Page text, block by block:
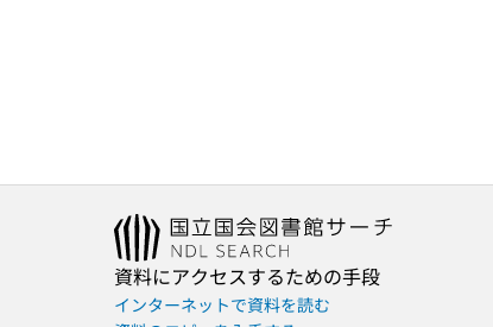
資料にアクセスするための手段
インターネットで資料を読む